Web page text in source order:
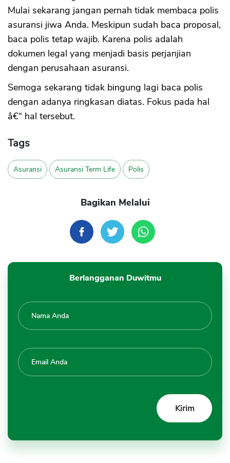
Mulai sekarang jangan pernah tidak membaca polis
asuransi jiwa Anda. Meskipun sudah baca proposal,
baca polis tetap wajib. Karena polis adalah
dokumen legal yang menjadi basis perjanjian
dengan perusahaan asuransi.
Semoga sekarang tidak bingung lagi baca polis
dengan adanya ringkasan diatas. Fokus pada hal
â€“ hal tersebut.
Tags
Asuransi Asuransi Term Life Polis
Bagikan Melalui
Berlangganan Duwitmu